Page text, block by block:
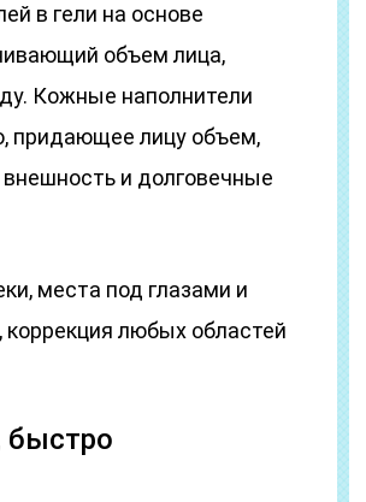
в гели на основе
объем лица,
Кожные наполнители
придающее лицу объем,
и долговечные
места под глазами и
любых областей
быстро